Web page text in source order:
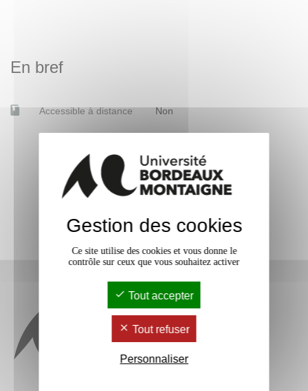
En bref
Accessible à distance Non
Gestion des cookies
Ce site utilise des cookies et vous donne le
contrôle sur ceux que vous souhaitez activer
Tout accepter
Tout refuser
Personnaliser